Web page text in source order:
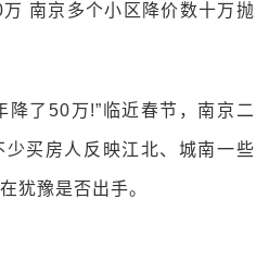
南京多个小区降价数十万抛
降了50万!”临近春节，南京二
买房人反映江北、城南一些
犹豫是否出手。